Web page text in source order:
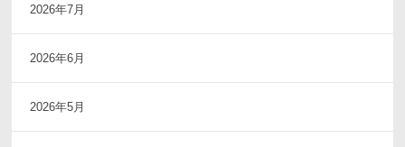
2026年7月
2026年6月
2026年5月